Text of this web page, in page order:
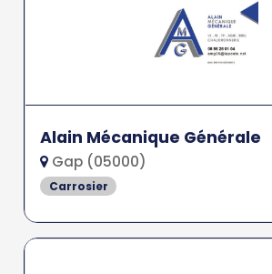
Alain Mécanique Générale
Gap (05000)
Carrosier